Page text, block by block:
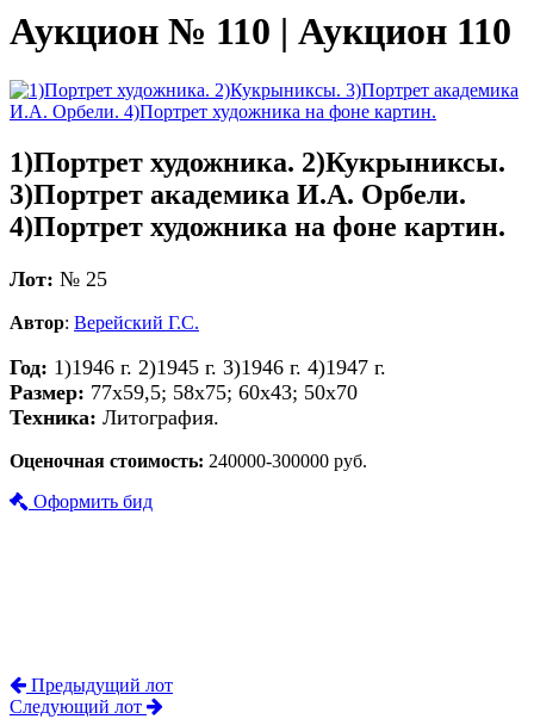
Аукцион № 110 | Аукцион 110
1)Портрет художника. 2)Кукрыниксы.
3)Портрет академика И.А. Орбели.
4)Портрет художника на фоне картин.
Лот: № 25
Автор: Верейский Г.С.
Год: 1)1946 г. 2)1945 г. 3)1946 г. 4)1947 г.
Размер: 77х59,5; 58х75; 60х43; 50х70
Техника: Литография.
Оценочная стоимость: 240000-300000 руб.
Оформить бид
Предыдущий лот
Следующий лот